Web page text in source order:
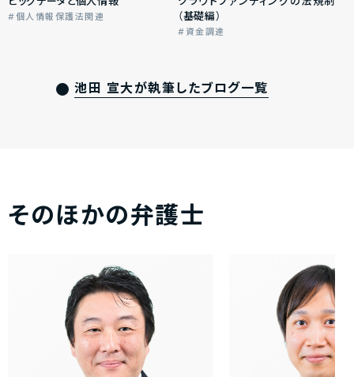
個人情報保護法関連
（基礎編）
資金調達
池田 宣大が執筆したブログ一覧
そのほかの弁護士